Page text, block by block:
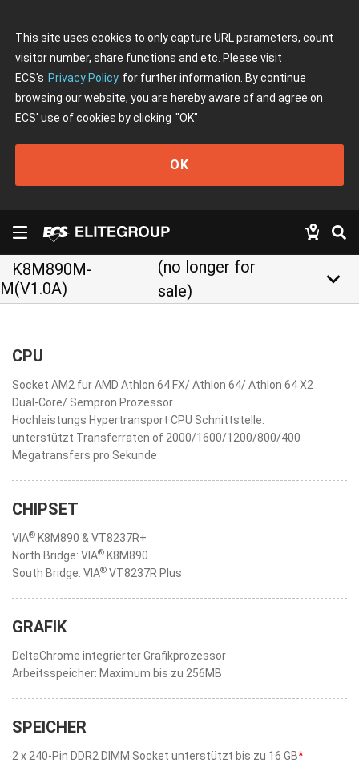
This site uses cookies to only capture URL parameters, count
visitor number, share functions and etc. Please visit
ECS's Privacy Policy for further information. By continue
browsing our website, you are hereby aware of and agree on
ECS' use of cookies by clicking "OK"
OK
K8M890M-
M(V1.0A)
(no longer for
sale)
keyboard_arrow_down
CPU
Socket AM2 fur AMD Athlon 64 FX/ Athlon 64/ Athlon 64 X2
Dual-Core/ Sempron Prozessor
Hochleistungs Hypertransport CPU Schnittstelle.
unterstützt Transferraten of 2000/1600/1200/800/400
Megatransfers pro Sekunde
CHIPSET
VIA® K8M890 & VT8237R+
North Bridge: VIA® K8M890
South Bridge: VIA® VT8237R Plus
GRAFIK
DeltaChrome integrierter Grafikprozessor
Arbeitsspeicher: Maximum bis zu 256MB
SPEICHER
2 x 240-Pin DDR2 DIMM Socket unterstützt bis zu 16 GB*